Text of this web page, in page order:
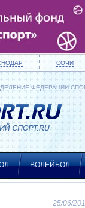
СОЧИ
ФЕДЕРАЦИИ
ВОЛЕЙБОЛ
25/06/